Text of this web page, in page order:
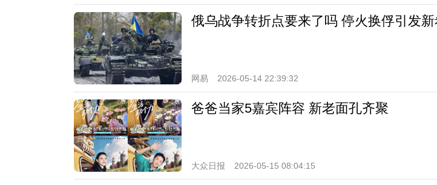
俄乌战争转折点要来了吗 停火换俘引发新
网易 2026-05-14 22:39:32
爸爸当家5嘉宾阵容 新老面孔齐聚
大众日报 2026-05-15 08:04:15